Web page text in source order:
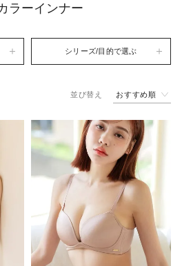
ラーインナー
シリーズ/目的で選ぶ
並び替え おすすめ順